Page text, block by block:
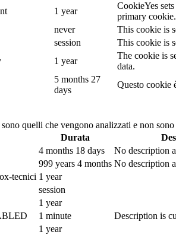
1 year
CookieYes
primary cookie.
never
This cookie is
session
This cookie is
1 year
The cookie is
data.
5 months 27
days
Questo cookie
quelli che vengono analizzati e non
Durata
4 months 18 days
No description
999 years 4 months No description
tecnici 1 year
session
1 year
1 minute
Description is
1 year